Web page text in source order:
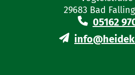
29683 Bad
05162